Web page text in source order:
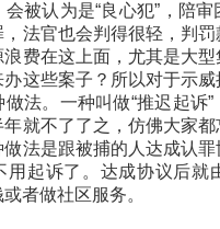
被认为是“良心犯”，陪
法官也会判得很轻，判
费在这上面，尤其是大
这些案子？所以对于示
法。一种叫做“推迟起诉
就不了了之，仿佛大家
做法是跟被捕的人达成认
用起诉了。达成协议后就
者做社区服务。